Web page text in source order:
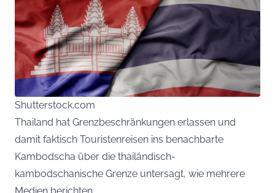
Shutterstock.com
Thailand hat Grenzbeschränkungen erlassen und
damit faktisch Touristenreisen ins benachbarte
Kambodscha über die thailändisch-
kambodschanische Grenze untersagt, wie mehrere